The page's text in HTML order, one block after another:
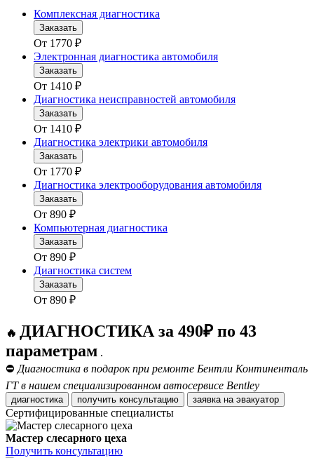
Комплексная диагностика
Заказать
От 1770 ₽
Электронная диагностика автомобиля
Заказать
От 1410 ₽
Диагностика неисправностей автомобиля
Заказать
От 1410 ₽
Диагностика электрики автомобиля
Заказать
От 1770 ₽
Диагностика электрооборудования автомобиля
Заказать
От 890 ₽
Компьютерная диагностика
Заказать
От 890 ₽
Диагностика систем
Заказать
От 890 ₽
🔥 ДИАГНОСТИКА за 490₽ по 43
параметрам .
⛔ Диагностика в подарок при ремонте Бентли Континенталь
ГТ в нашем специализированном автосервисе Bentley
диагностика получить консультацию заявка на эвакуатор
Сертифицированные специалисты
Мастер слесарного цеха
Получить консультацию